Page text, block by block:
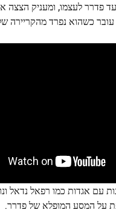
פדרר לעצמו, ומעניק הצצה
עובר כשהוא נפרד מהקריירה
עם אגדות כמו רפאל נדאל
על המסע המופלא של פדרר.